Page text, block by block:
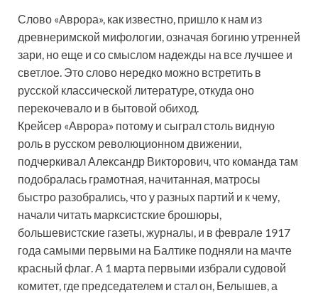
Слово «Аврора», как известно, пришло к нам из
древнеримской мифологии, означая богиню утренней
зари, но еще и со смыслом надежды на все лучшее и
светлое. Это слово нередко можно встретить в
русской классической литературе, откуда оно
перекочевало и в бытовой обиход.
Крейсер «Аврора» потому и сыграл столь видную
роль в русском революционном движении,
подчеркивал Александр Викторович, что команда там
подобралась грамотная, начитанная, матросы
быстро разобрались, что у разных партий и к чему,
начали читать марксистские брошюры,
большевистские газеты, журналы, и в феврале 1917
года самыми первыми на Балтике подняли на мачте
красный флаг. А 1 марта первыми избрали судовой
комитет, где председателем и стал он, Белышев, а